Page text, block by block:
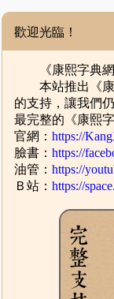
歡迎光臨！
《康熙字典網
本站推出《康
的支持，讓我們
最完整的《康熙
官網：https://
臉書：https://
油管：https://
Ｂ站：https://